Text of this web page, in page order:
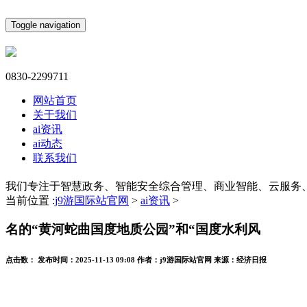
Toggle navigation
0830-2299711
网站首页
关于我们
ai资讯
ai动态
联系我们
我们专注于智慧政务、智能安全综合管理、商业智能、云服务
当前位置 :j9游国际站官网 > ai资讯 >
名的“黄河蛇曲国度地质公园”和“国度水利风
点击数： 发布时间： 2025-11-13 09:08 作者： j9游国际站官网 来源： 经济日报